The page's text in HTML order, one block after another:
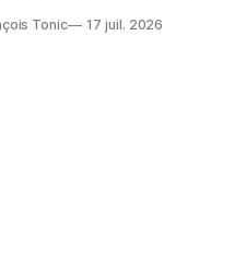
telles que l'IA. Mais l'IA est
Tonic 17 juil. 2026